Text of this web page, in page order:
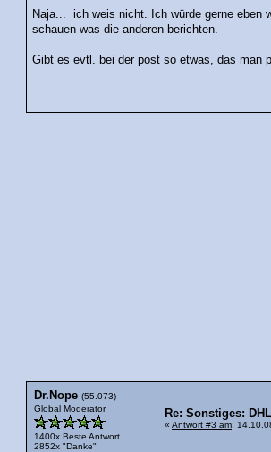
Naja... ich weis nicht. Ich würde gerne eben
schauen was die anderen berichten.
Gibt es evtl. bei der post so etwas, das man
Dr.Nope (55.073)
Global Moderator
1400x Beste Antwort
2852x "Danke"
Re: Sonstiges:
« Antwort #3 am: